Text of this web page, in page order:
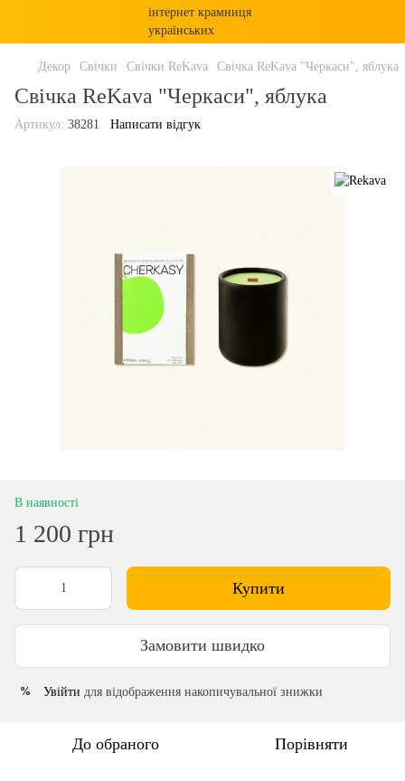
Декор Свічки Cвічки ReKava Свічка ReKava "Черкаси", яблука
Свічка ReKava "Черкаси", яблука
Артикул: 38281 Написати відгук
В наявності
1 200 грн
Купити
Замовити швидко
% Увійти для відображення накопичувальної знижки
До обраного Порівняти